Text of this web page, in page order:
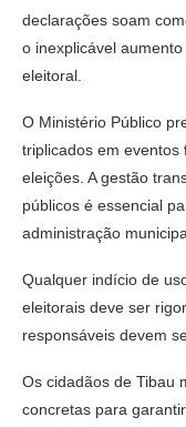
declarações soam
o inexplicável
eleitoral.
O Ministério Público
triplicados em eventos
eleições. A gestão
públicos é essencial
administração
Qualquer indício de
eleitorais deve ser
responsáveis devem
Os cidadãos de Tibau
concretas para